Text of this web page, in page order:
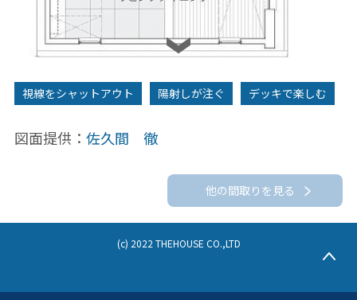
視線をシャットアウト 陽射しが注ぐ デッキで楽しむ
図面提供： 佐久間 徹
他の間取りを見る
(c) 2022 THEHOUSE CO.,LTD